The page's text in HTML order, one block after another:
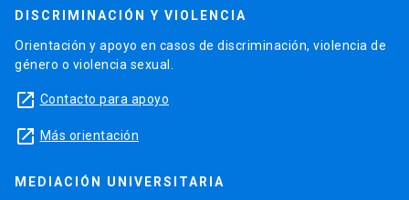
DISCRIMINACIÓN Y VIOLENCIA
Orientación y apoyo en casos de discriminación, violencia de
género o violencia sexual.
launch Contacto para apoyo
launch Más orientación
MEDIACIÓN UNIVERSITARIA